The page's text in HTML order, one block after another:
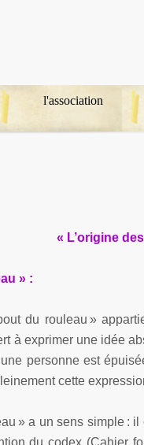
l'association
« L’origine
» :
du rouleau »
à exprimer une idée
personne est
cette
» a un sens simple :
du codex (Cahier